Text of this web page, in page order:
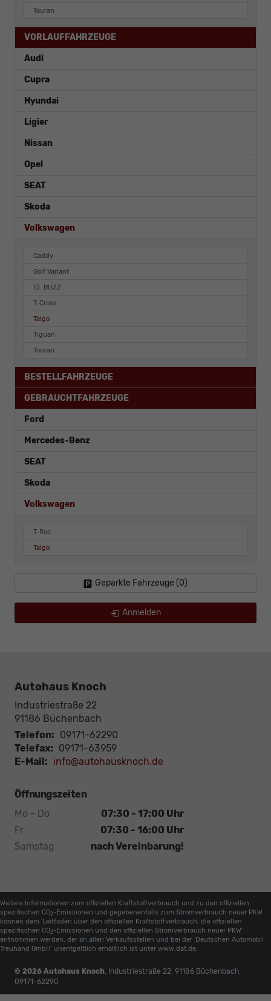
Touran
VORLAUFFAHRZEUGE
Audi
Cupra
Hyundai
Ligier
Nissan
Opel
SEAT
Skoda
Volkswagen
Caddy
Golf Variant
ID. BUZZ
T-Cross
Taigo
Tiguan
Touran
BESTELLFAHRZEUGE
GEBRAUCHTFAHRZEUGE
Ford
Mercedes-Benz
SEAT
Skoda
Volkswagen
T-Roc
Taigo
Geparkte Fahrzeuge (0)
Anmelden
Autohaus Knoch
Industriestraße 22
91186 Büchenbach
Telefon: 09171-62290
Telefax: 09171-63959
E-Mail: info@autohausknoch.de
Öffnungszeiten
Mo - Do
07:30 - 17:00 Uhr
Fr
07:30 - 16:00 Uhr
Samstag
nach Vereinbarung!
Weitere Informationen zum offiziellen Kraftstoffverbrauch und zu den offiziellen
spezifischen CO2 -Emissionen und gegebenenfalls zum Stromverbrauch neuer PKW
können dem 'Leitfaden über den offiziellen Kraftstoffverbrauch, die offiziellen
spezifischen CO2 -Emissionen und den offiziellen Stromverbrauch neuer PKW'
entnommen werden, der an allen Verkaufsstellen und bei der 'Deutschen Automobil
Treuhand GmbH' unentgeltlich erhältlich ist unter www.dat.de.
© 2026 Autohaus Knoch, Industriestraße 22, 91186 Büchenbach,
09171-62290